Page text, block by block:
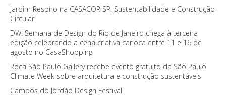
Jardim Respiro na CASACOR SP: Sustentabilidade e Construção
Circular
DW! Semana de Design do Rio de Janeiro chega à terceira
edição celebrando a cena criativa carioca entre 11 e 16 de
agosto no CasaShopping
Roca São Paulo Gallery recebe evento gratuito da São Paulo
Climate Week sobre arquitetura e construção sustentáveis
Campos do Jordão Design Festival